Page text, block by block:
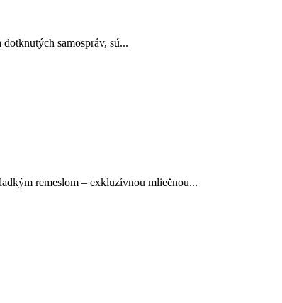
samospráv, sú...
remeslom – exkluzívnou mliečnou...